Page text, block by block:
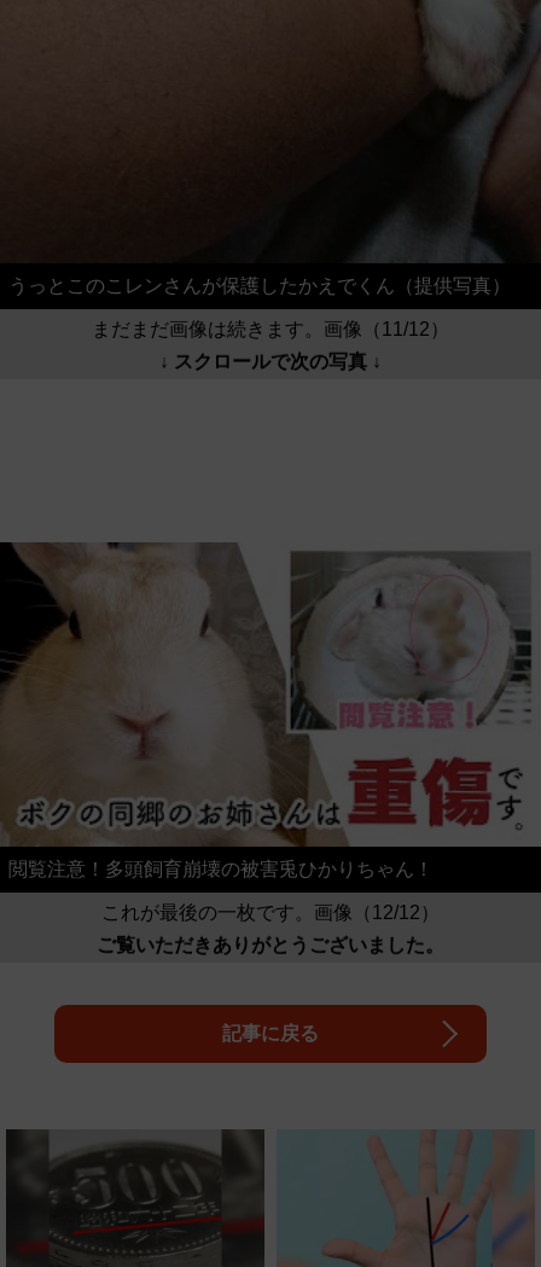
うっとこのこレンさんが保護したかえでくん（提供写真）
まだまだ画像は続きます。画像（11/12）
↓ スクロールで次の写真 ↓
閲覧注意！多頭飼育崩壊の被害兎ひかりちゃん！
これが最後の一枚です。画像（12/12）
ご覧いただきありがとうございました。
記事に戻る